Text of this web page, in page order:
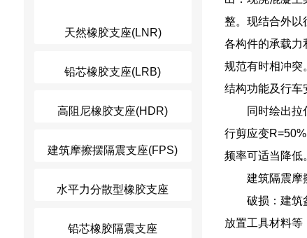
天然橡胶支座(LNR)
铅芯橡胶支座(LRB)
高阻尼橡胶支座(HDR)
建筑摩擦摆隔震支座(FPS)
水平力分散型橡胶支座
铅芯橡胶隔震支座
整。现结合外以
各构件的承载力
规范有时相冲突
结构功能及行车
同时绘出
行剪应变
频率可适当降低
建筑隔震摩
破损：建筑
放置工具材料等